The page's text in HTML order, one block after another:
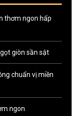
thơm ngon hấp
giòn sần sật
chuẩn vị miền
ngon